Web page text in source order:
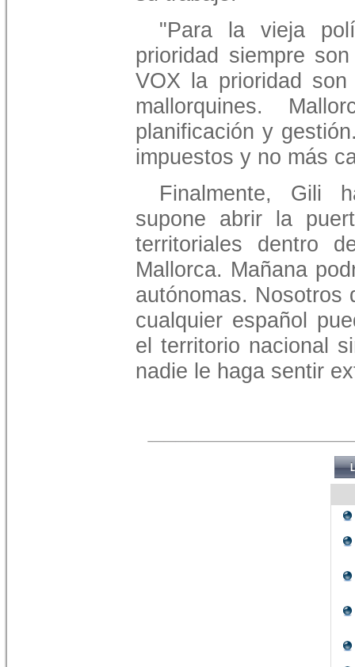
"Para la vieja
prioridad siempre
VOX la prioridad
mallorquines.
planificación y
impuestos y no más
Finalmente, Gili
supone abrir la
territoriales dentro
Mallorca. Mañana
autónomas. Nosotros
cualquier español
el territorio nacional
nadie le haga sentir